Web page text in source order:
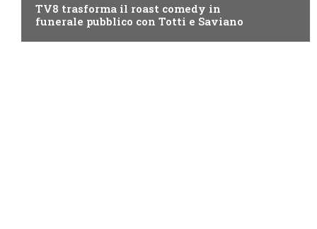
TV8 trasforma il roast comedy in
funerale pubblico con Totti e Saviano